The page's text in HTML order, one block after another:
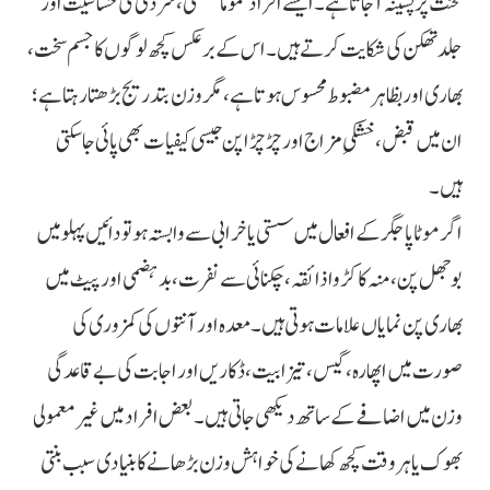
جلد تھکن کی شکایت کرتے ہیں۔ اس کے برعکس کچھ لوگوں کا جسم سخت،
بھاری اور بظاہر مضبوط محسوس ہوتا ہے، مگر وزن بتدریج بڑھتا رہتا ہے؛
ان میں قبض، خشکیِ مزاج اور چڑچڑاپن جیسی کیفیات بھی پائی جا سکتی
ہیں۔
اگر موٹاپا جگر کے افعال میں سستی یا خرابی سے وابستہ ہو تو دائیں پہلو میں
بوجھل پن، منہ کا کڑوا ذائقہ، چکنائی سے نفرت، بدہضمی اور پیٹ میں
بھاری پن نمایاں علامات ہوتی ہیں۔ معدہ اور آنتوں کی کمزوری کی
صورت میں اپھارہ، گیس، تیزابیت، ڈکاریں اور اجابت کی بے قاعدگی
وزن میں اضافے کے ساتھ دیکھی جاتی ہیں۔ بعض افراد میں غیر معمولی
بھوک یا ہر وقت کچھ کھانے کی خواہش وزن بڑھانے کا بنیادی سبب بنتی